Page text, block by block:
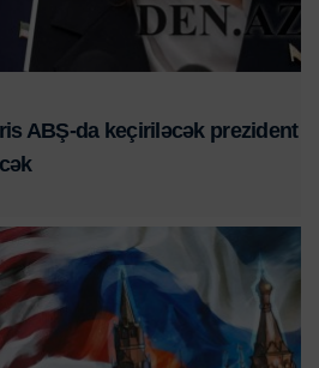
ABŞ-da keçiriləcək prezident